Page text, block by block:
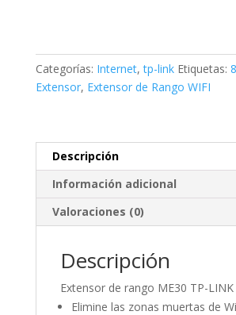
LINK
cantidad
Categorías: Internet,tp-link Etiquetas:
Extensor, Extensor de Rango WIFI
Descripción
Información adicional
Valoraciones (0)
Descripción
Extensor de rango ME30 TP-LINK
Elimine las zonas muertas de